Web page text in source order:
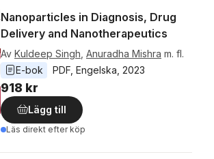
Nanoparticles in Diagnosis, Drug
Delivery and Nanotherapeutics
Av Kuldeep Singh Anuradha Mishra m. fl.
E-bok
PDF Engelska 2023
918 kr
Lägg till
Läs direkt efter köp